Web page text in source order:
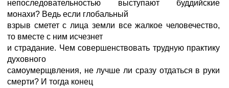
непоследовательностью выступают буддийские
монахи? Ведь если глобальный
взрыв сметет с лица земли все жалкое человечество,
то вместе с ним исчезнет
и страдание. Чем совершенствовать трудную практику
духовного
самоумерщвления, не лучше ли сразу отдаться в руки
смерти? И тогда конец